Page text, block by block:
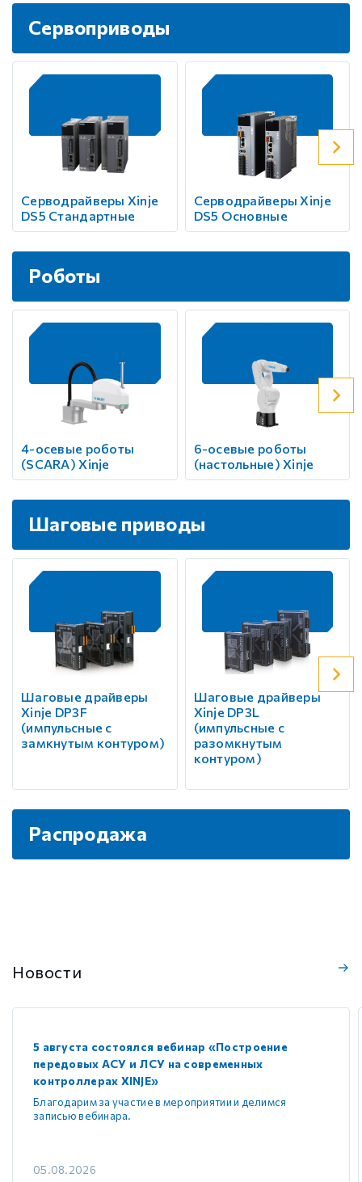
Сервоприводы
Серводрайверы Xinje
DS5 Стандартные
Серводрайверы Xinje
DS5 Основные
Роботы
4-осевые роботы
(SCARA) Xinje
6-осевые роботы
(настольные) Xinje
Шаговые приводы
Шаговые драйверы
Xinje DP3F
(импульсные с
замкнутым контуром)
Шаговые драйверы
Xinje DP3L
(импульсные с
разомкнутым
контуром)
Распродажа
Новости
5 августа состоялся вебинар «Построение
передовых АСУ и ЛСУ на современных
контроллерах XINJE»
Благодарим за участие в мероприятии и делимся
записью вебинара.
05.08.2026